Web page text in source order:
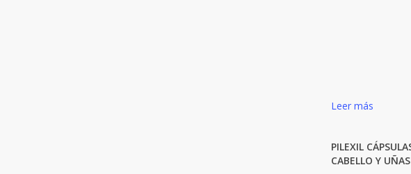
Leer más
PILEXIL
CABELLO Y UÑAS